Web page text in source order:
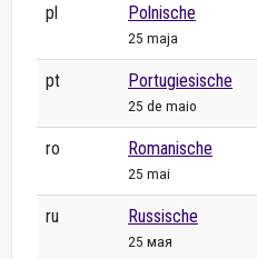
pl Polnische
25 maja
pt Portugiesische
25 de maio
ro Romanische
25 mai
ru Russische
25 мая